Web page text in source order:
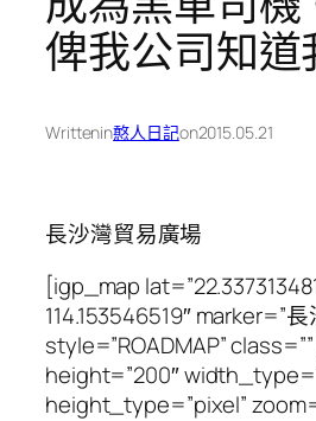
俾我公司知道
Writtenin憨人日記on2015.05.21
長沙灣貿易廣場
[igp_map
114.153546519″ marker=”
style=”ROADMAP”
height=”200″
height_type=”pixel”